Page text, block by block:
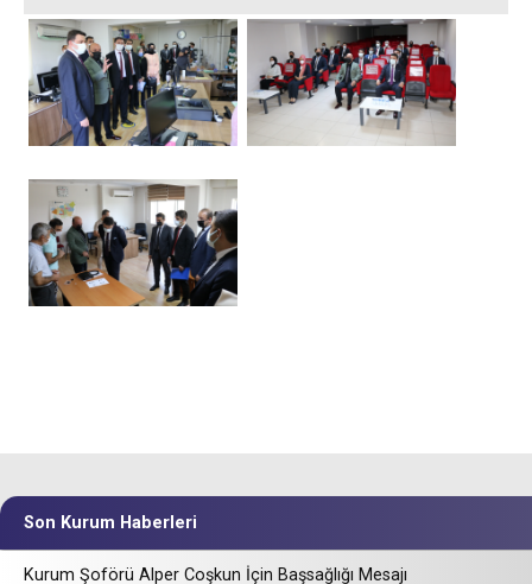
Son Kurum Haberleri
Kurum Şoförü Alper Coşkun İçin Başsağlığı Mesajı